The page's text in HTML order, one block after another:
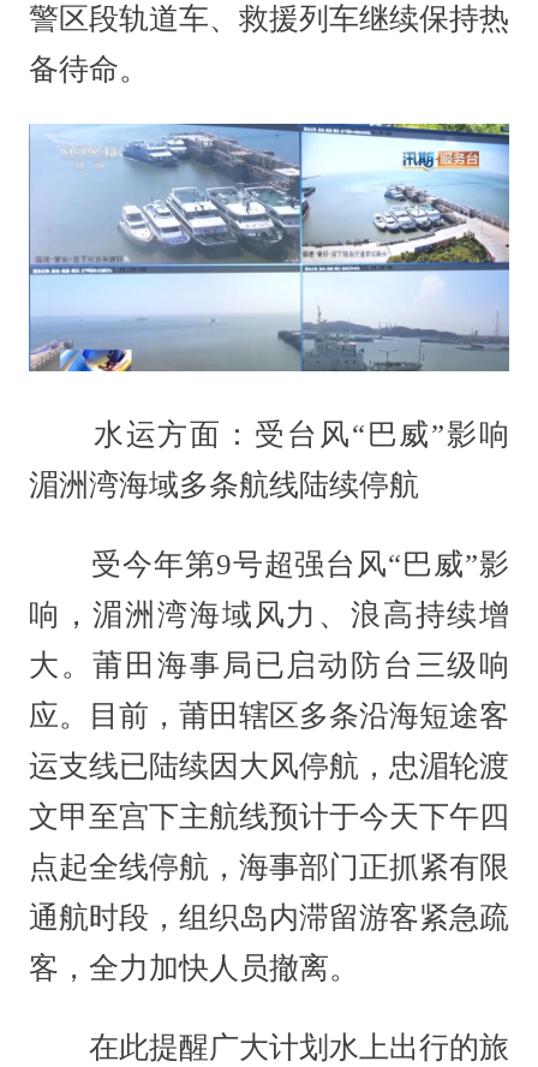
警区段轨道车、救援列车继续保持热
备待命。
水运方面：受台风“巴威”影响
湄洲湾海域多条航线陆续停航
受今年第9号超强台风“巴威”影
响，湄洲湾海域风力、浪高持续增
大。莆田海事局已启动防台三级响
应。目前，莆田辖区多条沿海短途客
运支线已陆续因大风停航，忠湄轮渡
文甲至宫下主航线预计于今天下午四
点起全线停航，海事部门正抓紧有限
通航时段，组织岛内滞留游客紧急疏
客，全力加快人员撤离。
在此提醒广大计划水上出行的旅